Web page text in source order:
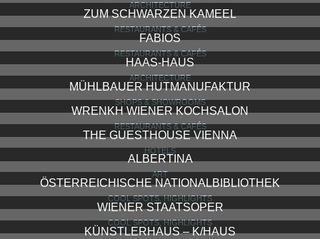
ARCHITECTURE
ZUM SCHWARZEN KAMEEL
RESTAURANTS & CAFÉS
FABIOS
RESTAURANTS & CAFÉS
HAAS-HAUS
ARCHITECTURE
MÜHLBAUER HUTMANUFAKTUR
SHOPS & SHOWROOMS
WRENKH WIENER KOCHSALON
RESTAURANTS & CAFÉS
THE GUESTHOUSE VIENNA
HOTELS
ALBERTINA
ART
ÖSTERREICHISCHE NATIONALBIBLIOTHEK
COOL SPOTS, HIGHLIGHTS
WIENER STAATSOPER
COOL SPOTS, HIGHLIGHTS
KÜNSTLERHAUS – K/HAUS